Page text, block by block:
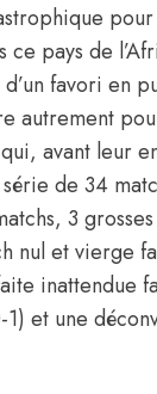
ce pays de
favori en
autrement
avant leur
de 34
3
nul et vierge
inattendue
et une